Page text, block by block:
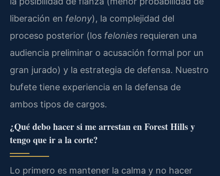
liberación en felony), la complejidad del
proceso posterior (los felonies requieren una
audiencia preliminar o acusación formal por un
gran jurado) y la estrategia de defensa. Nuestro
bufete tiene experiencia en la defensa de
ambos tipos de cargos.
¿Qué debo hacer si me arrestan en Forest Hills y
tengo que ir a la corte?
Lo primero es mantener la calma y no hacer